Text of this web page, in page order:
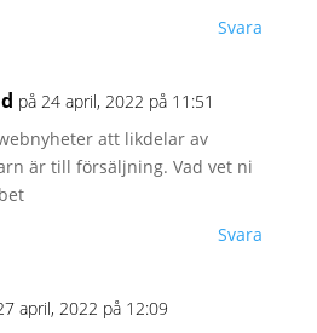
Svara
på 24 april, 2022 på 11:51
att likdelar av
är till försäljning. Vad vet ni
Svara
april, 2022 på 12:09